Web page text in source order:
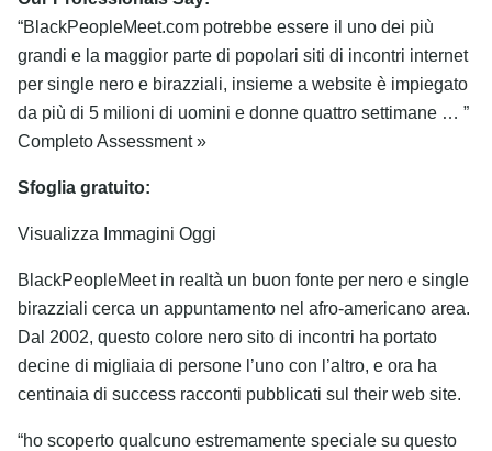
“BlackPeopleMeet.com potrebbe essere il uno dei più
grandi e la maggior parte di popolari siti di incontri internet
per single nero e birazziali, insieme a website è impiegato
da più di 5 milioni di uomini e donne quattro settimane … ”
Completo Assessment »
Sfoglia gratuito:
Visualizza Immagini Oggi
BlackPeopleMeet in realtà un buon fonte per nero e single
birazziali cerca un appuntamento nel afro-americano area.
Dal 2002, questo colore nero sito di incontri ha portato
decine di migliaia di persone l’uno con l’altro, e ora ha
centinaia di success racconti pubblicati sul their web site.
“ho scoperto qualcuno estremamente speciale su questo